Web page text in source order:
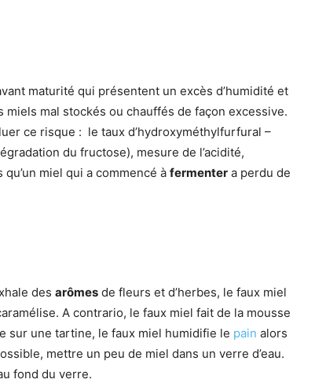
maturité qui présentent un excès d’humidité et
mal stockés ou chauffés de façon excessive.
ce risque : le taux d’hydroxyméthylfurfural –
du fructose), mesure de l’acidité,
miel qui a commencé à fermenter a perdu de
des arômes de fleurs et d’herbes, le faux miel
A contrario, le faux miel fait de la mousse
sur une tartine, le faux miel humidifie le pain alors
mettre un peu de miel dans un verre d’eau.
fond du verre.